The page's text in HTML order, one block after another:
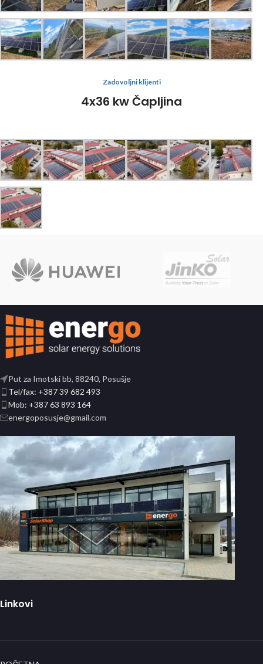
Zadovoljni klijenti
4x36 kw Čapljina
Put za Imotski bb, 88240, Posušje
Tel/fax: +387 39 682 493
Mob: +387 63 893 164
energoposusje@gmail.com
Linkovi